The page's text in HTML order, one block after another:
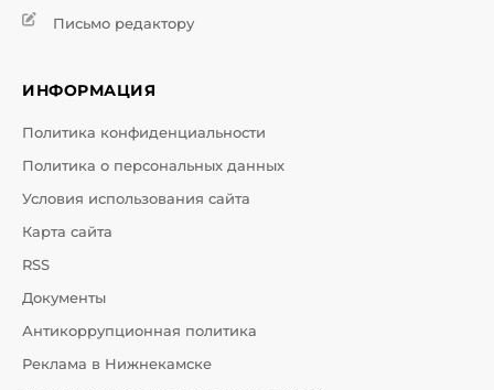
Письмо редактору
ИНФОРМАЦИЯ
Политика конфиденциальности
Политика о персональных данных
Условия использования сайта
Карта сайта
RSS
Документы
Антикоррупционная политика
Реклама в Нижнекамске